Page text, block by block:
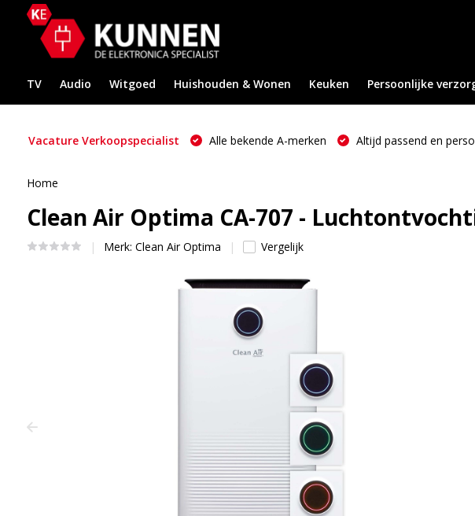
TV Audio Witgoed Huishouden & Wonen Keuken Persoonlijke
Vacature Verkoopspecialist Alle bekende A-merken Altijd passend en
Home
Clean Air Optima CA-707 -
Merk: Clean Air Optima Vergelijk